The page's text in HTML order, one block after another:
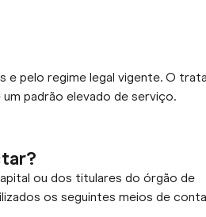
e pelo regime legal vigente. O
padrão elevado de serviço.
ou dos titulares do órgão de
os seguintes meios de